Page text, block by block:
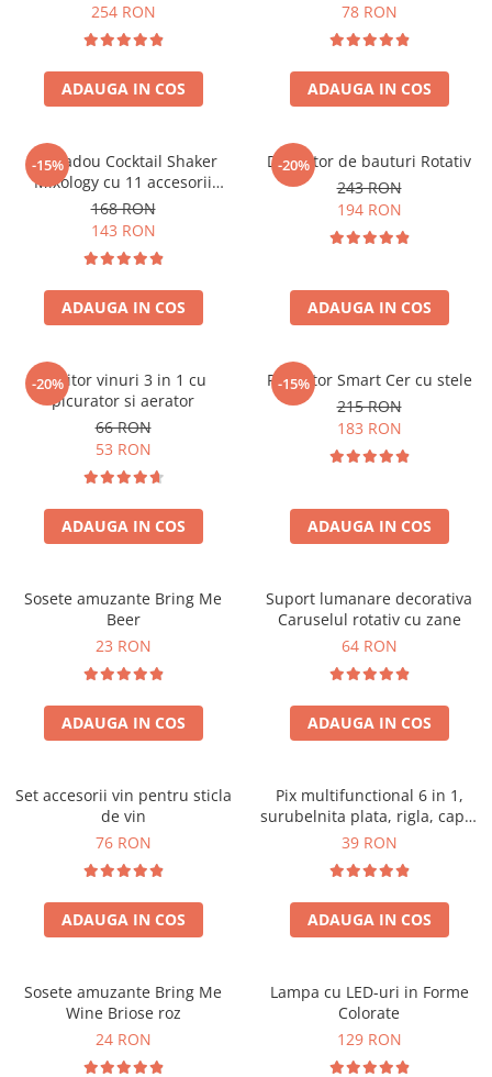
254 RON
ADAUGA IN COS
78 RON
ADAUGA IN COS
-15%
Set cadou Cocktail Shaker
Mixology cu 11 accesorii
750ml Argintiu
168 RON
143 RON
ADAUGA IN COS
-20%
Decantor de bauturi Rotativ
243 RON
194 RON
ADAUGA IN COS
-20%
Racitor vinuri 3 in 1 cu
picurator si aerator
66 RON
53 RON
ADAUGA IN COS
-15%
Proiector Smart Cer cu stele
215 RON
183 RON
ADAUGA IN COS
Sosete amuzante Bring Me
Beer
23 RON
ADAUGA IN COS
Suport lumanare decorativa
Caruselul rotativ cu zane
64 RON
ADAUGA IN COS
Set accesorii vin pentru sticla
de vin
76 RON
ADAUGA IN COS
Pix multifunctional 6 in 1,
surubelnita plata, rigla, capat
touchscreen, nivela cu bula
39 RON
ADAUGA IN COS
Sosete amuzante Bring Me
Wine Briose roz
24 RON
Lampa cu LED-uri in Forme
Colorate
129 RON